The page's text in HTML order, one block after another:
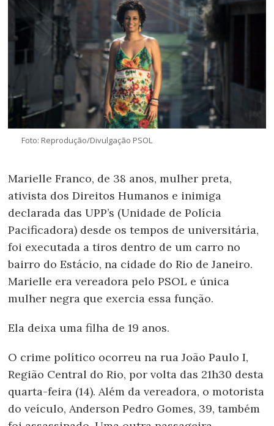
Foto: Reprodução/Divulgação PSOL
Marielle Franco, de 38 anos, mulher preta,
ativista dos Direitos Humanos e inimiga
declarada das UPP’s (Unidade de Polícia
Pacificadora) desde os tempos de universitária,
foi executada a tiros dentro de um carro no
bairro do Estácio, na cidade do Rio de Janeiro.
Marielle era vereadora pelo PSOL e única
mulher negra que exercia essa função.
Ela deixa uma filha de 19 anos.
O crime político ocorreu na rua João Paulo I,
Região Central do Rio, por volta das 21h30 desta
quarta-feira (14). Além da vereadora, o motorista
do veículo, Anderson Pedro Gomes, 39, também